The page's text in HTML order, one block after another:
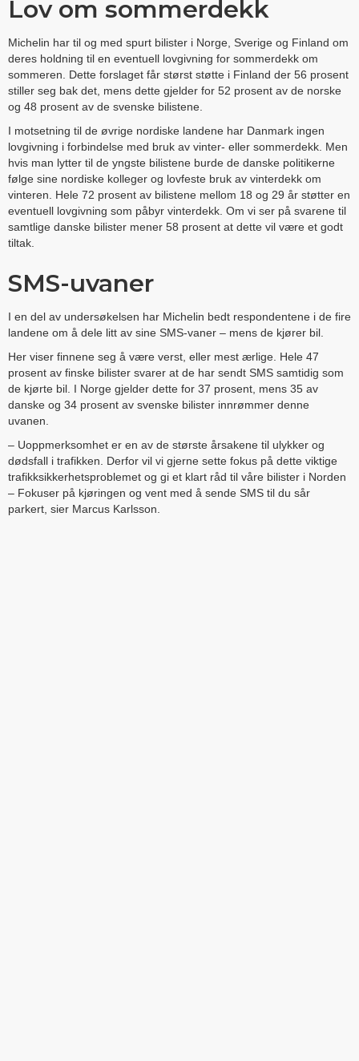
Lov om sommerdekk
Michelin har til og med spurt bilister i Norge, Sverige og Finland om
deres holdning til en eventuell lovgivning for sommerdekk om
sommeren. Dette forslaget får størst støtte i Finland der 56 prosent
stiller seg bak det, mens dette gjelder for 52 prosent av de norske
og 48 prosent av de svenske bilistene.
I motsetning til de øvrige nordiske landene har Danmark ingen
lovgivning i forbindelse med bruk av vinter- eller sommerdekk. Men
hvis man lytter til de yngste bilistene burde de danske politikerne
følge sine nordiske kolleger og lovfeste bruk av vinterdekk om
vinteren. Hele 72 prosent av bilistene mellom 18 og 29 år støtter en
eventuell lovgivning som påbyr vinterdekk. Om vi ser på svarene til
samtlige danske bilister mener 58 prosent at dette vil være et godt
tiltak.
SMS-uvaner
I en del av undersøkelsen har Michelin bedt respondentene i de fire
landene om å dele litt av sine SMS-vaner – mens de kjører bil.
Her viser finnene seg å være verst, eller mest ærlige. Hele 47
prosent av finske bilister svarer at de har sendt SMS samtidig som
de kjørte bil. I Norge gjelder dette for 37 prosent, mens 35 av
danske og 34 prosent av svenske bilister innrømmer denne
uvanen.
– Uoppmerksomhet er en av de største årsakene til ulykker og
dødsfall i trafikken. Derfor vil vi gjerne sette fokus på dette viktige
trafikksikkerhetsproblemet og gi et klart råd til våre bilister i Norden
– Fokuser på kjøringen og vent med å sende SMS til du sår
parkert, sier Marcus Karlsson.